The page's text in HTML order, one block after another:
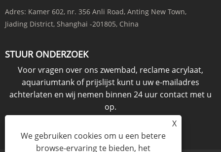
Adres: Kamer 602, nr. 356 Anli Road, Anting New Town,
Jiading District, Shanghai -201805, China
STUUR ONDERZOEK
Voor vragen over ons zwembad, reclame acrylaat,
aquariumtank of prijslijst kunt u uw e-mailadres
achterlaten en wij nemen binnen 24 uur contact met u
op.
X
We gebruiken cookies om u een betere
browse-ervaring te bieden, het